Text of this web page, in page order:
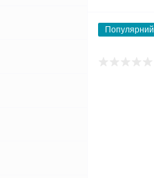
Популярний